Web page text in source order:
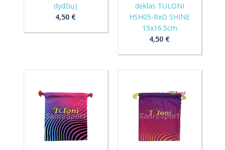
dydžių)
4,50 €
dėklas TULONI
HSH05-RxO SHINE
15x16.5cm
4,50 €